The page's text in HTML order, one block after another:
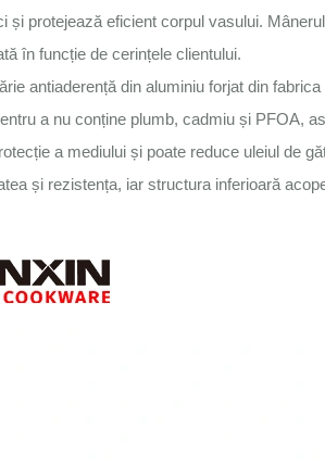
și protejează eficient corpul vasului.
în funcție de cerințele clientului.
antiaderență din aluminiu forjat din
a nu conține plumb, cadmiu și PFOA,
a mediului și poate reduce uleiul de
și rezistența, iar structura inferioară